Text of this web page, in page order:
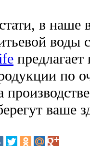
в наше
воды
по
ваше